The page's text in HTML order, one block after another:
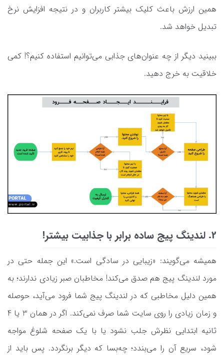
همین ارزش باعث کلیک بیشتر کاربران و در نتیجه افزایش نرخ
تبدیل خواهد شد.
ببینید دیگر از چه عنوان‌های جذابی می‌توانیم استفاده کنیم؟! کمی
خلاقیت‌ به خرج دهید.
2. لندینگ پیج ساده برابر با جذابیت بیشتر!
همیشه می‌گویند: «زیبایی در سادگی است.» این جمله حتی در
مورد لندینگ پیج هم صدق می‌کند! مخاطبان صبر زیادی ندارند؛ به
همین دلیل مخاطبی که در لندینگ پیج شما فرود می‌آید، حوصله
و زمان زیادی را روی سایت شما صرف نمی‌کند. اگر در همان 3 یا 4
ثانیه ابتدایی نظرش جلب نشود یا با یک صفحه شلوغ مواجه
شود، سریع آن را می‌بندد؛ چه‌بسا که دیگر برنگردد. پس باید از